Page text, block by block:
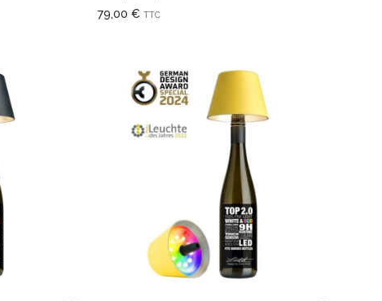
79,00 € TTC